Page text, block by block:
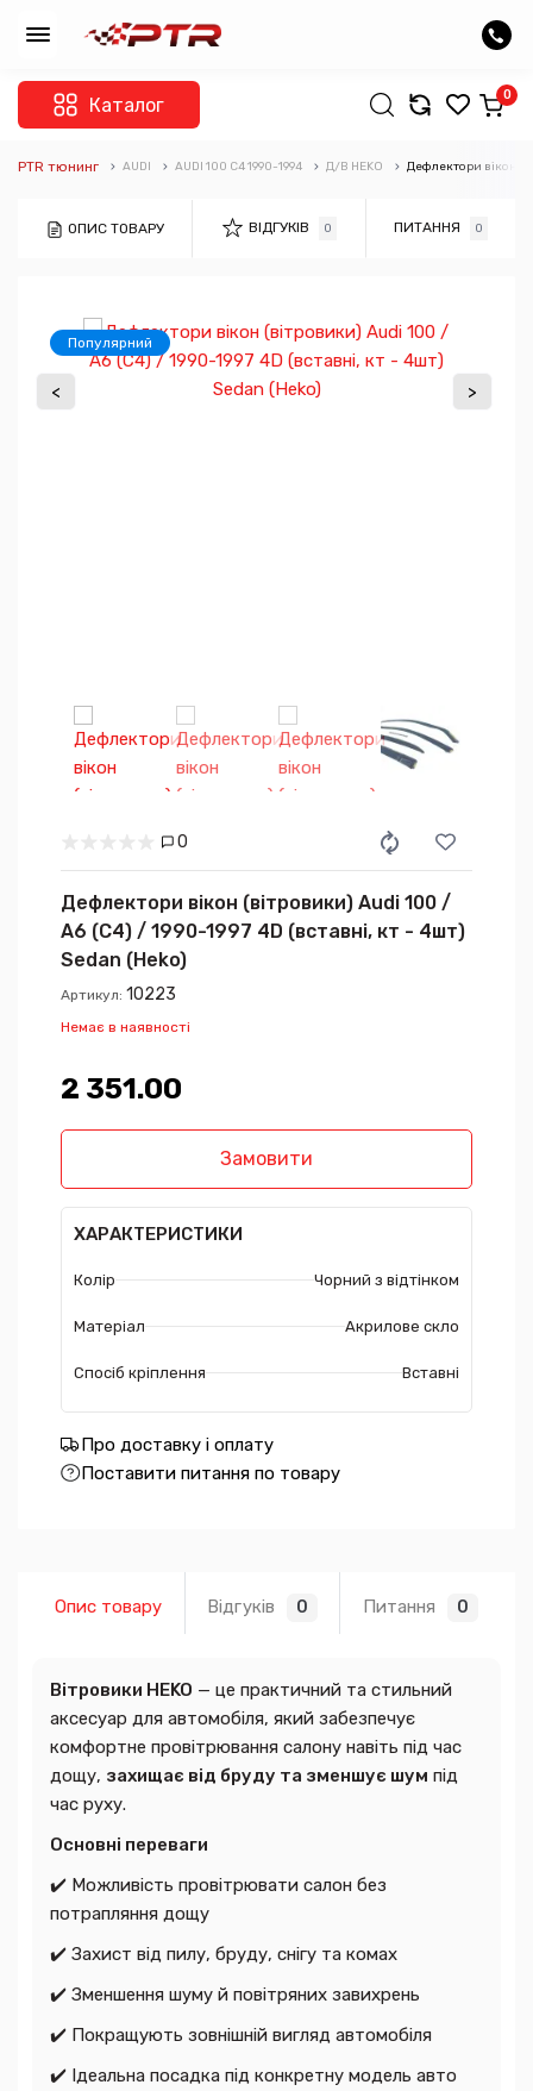
Каталог 0
PTR тюнинг AUDI AUDI 100 C4 1990-1994 Д/В HEKO Дефлектори вікон
ОПИС ТОВАРУ ВІДГУКІВ 0 ПИТАННЯ 0
Популярний
< >
0
Дефлектори вікон (вітровики) Audi 100 /
A6 (C4) / 1990-1997 4D (вставні, кт - 4шт)
Sedan (Heko)
Артикул: 10223
Немає в наявності
2 351.00₴
Замовити
ХАРАКТЕРИСТИКИ
Колір Чорний з відтінком
Матеріал Акрилове скло
Спосіб кріплення Вставні
Про доставку і оплату
Поставити питання по товару
Опис товару Відгуків 0 Питання 0
Вітровики HEKO — це практичний та стильний
аксесуар для автомобіля, який забезпечує
комфортне провітрювання салону навіть під час
дощу, захищає від бруду та зменшує шум під
час руху.
Основні переваги
✔️ Можливість провітрювати салон без
потрапляння дощу
✔️ Захист від пилу, бруду, снігу та комах
✔️ Зменшення шуму й повітряних завихрень
✔️ Покращують зовнішній вигляд автомобіля
✔️ Ідеальна посадка під конкретну модель авто